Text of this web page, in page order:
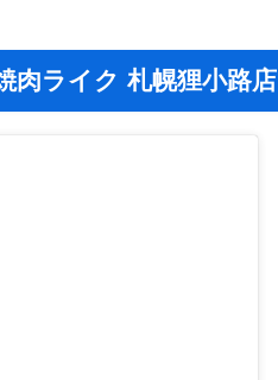
肉ライク 札幌狸小路店